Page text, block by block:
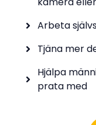
Arbeta
Tjäna mer
Hjälpa
prata med